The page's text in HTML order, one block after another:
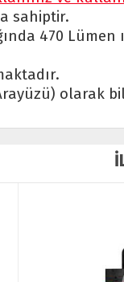
sahiptir.
470 Lümen
olarak